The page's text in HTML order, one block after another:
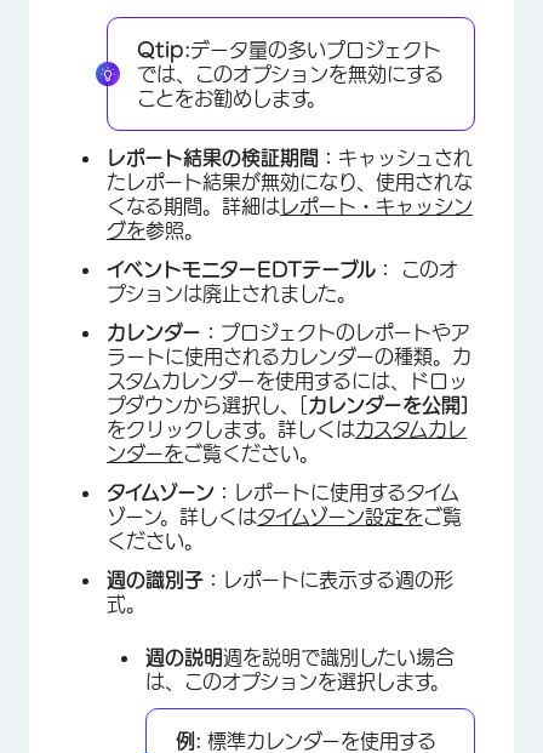
×
Qtip:データ量の多いプロジェクト
では、このオプションを無効にする
ことをお勧めします。
レポート結果の検証期間： キャッシュされ
たレポート結果が無効になり、使用されな
くなる期間。詳細は レポート・キャッシン
グを参照。
イベントモニターEDTテーブル：
このオ
プションは廃止されました。
カレンダー： プロジェクトのレポートやア
ラートに使用されるカレンダーの種類。カ
スタムカレンダーを使用するには、ドロッ
プダウンから選択し、[ カレンダーを公開]
をクリックします。詳しくはカスタムカレ
ンダーをご覧ください。
タイムゾーン：
レポートに使用するタイム
ゾーン。詳しくはタイムゾーン設定をご覧
ください。
週の識別子：
レポートに表示する週の形
式。
週の説明週を説明で識別したい場合
は、このオプションを選択します。
例: 標準カレンダーを使用する